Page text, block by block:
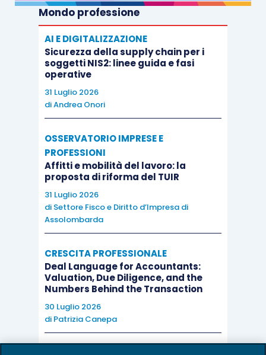
Mondo professione
AI E DIGITALIZZAZIONE
Sicurezza della supply chain per i
soggetti NIS2: linee guida e fasi
operative
31 Luglio 2026
diAndrea Onori
OSSERVATORIO IMPRESE E
PROFESSIONI
Affitti e mobilità del lavoro: la
proposta di riforma del TUIR
31 Luglio 2026
di Settore Fisco e Diritto d’Impresa di
Assolombarda
CRESCITA PROFESSIONALE
Deal Language for Accountants:
Valuation, Due Diligence, and the
Numbers Behind the Transaction
30 Luglio 2026
di Patrizia Canepa